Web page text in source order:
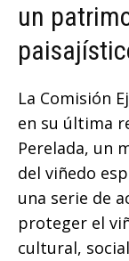
un
La Comisión
en su última
Perelada, un
del viñedo
una serie de
proteger el
cultural,